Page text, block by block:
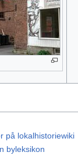
på lokalhistoriewiki
byleksikon